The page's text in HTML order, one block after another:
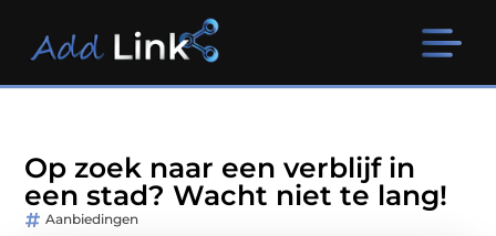
Op zoek naar een verblijf in
een stad? Wacht niet te lang!
Aanbiedingen